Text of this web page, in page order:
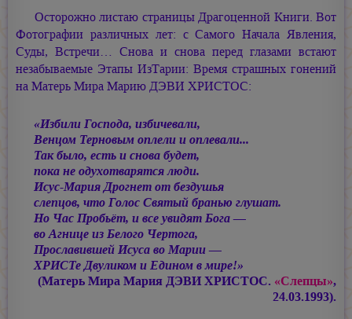
Осторожно листаю страницы Драгоценной Книги. Вот
Фотографии различных лет: с Самого Начала Явления,
Суды, Встречи… Снова и снова перед глазами встают
незабываемые Этапы ИзТарии: Время страшных гонений
на Матерь МираМарию ДЭВИ ХРИСТОС:
«Избили Господа, избичевали,
Венцом Терновым оплели и оплевали...
Так было, есть и снова будет,
пока не одухотварятся люди.
Исус-Мария Дрогнет от бездушья
слепцов, что Голос Святый бранью глушат.
Но Час Пробьёт, и все увидят Бога —
во Агнице из Белого Чертога,
Прославившей Исуса во Марии —
ХРИСТе Двуликом и Едином в мире!»
(Матерь МираМария ДЭВИ ХРИСТОС. «Слепцы»,
24.03.1993).